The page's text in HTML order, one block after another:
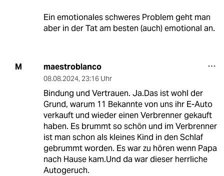
Ein emotionales schweres Problem geht man
aber in der Tat am besten (auch) emotional an.
M maestroblanco
08.08.2024, 23:16 Uhr
Bindung und Vertrauen. Ja.Das ist wohl der
Grund, warum 11 Bekannte von uns ihr E-Auto
verkauft und wieder einen Verbrenner gekauft
haben. Es brummt so schön und im Verbrenner
ist man schon als kleines Kind in den Schlaf
gebrummt worden. Es war zu hören wenn Papa
nach Hause kam.Und da war dieser herrliche
Autogeruch.